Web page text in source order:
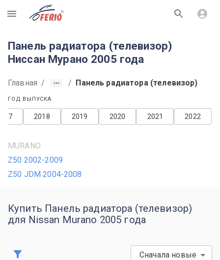
R
Панель радиатора (телевизор)
Ниссан Мурано 2005 года
Главная / / Панель радиатора (телевизор)
ГОД ВЫПУСКА
2022
2021
2020
2019
2018
MURANO
Z50 2002-2009
Z50 JDM 2004-2008
Купить Панель радиатора (телевизор)
для Nissan Murano 2005 года
Сначала новые